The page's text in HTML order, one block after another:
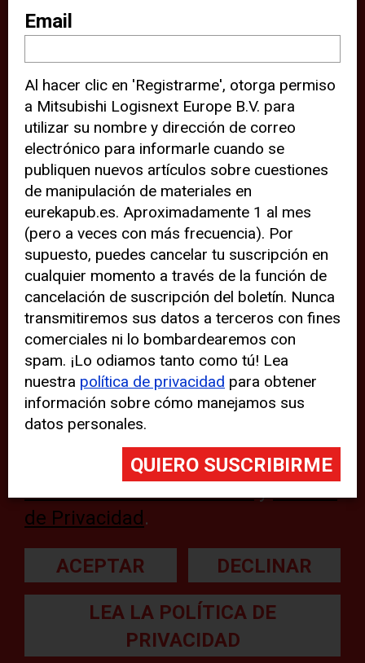
sitio web (por ejemplo, ofreciéndole
información de ubicación). Estas
terceras partes también definen
cookies en su dispositivo y pueden
rastrear su comportamiento en
internet. Al hacer clic en “Aceptar”,
significa que está de acuerdo con el
uso de cookies analíticas y de
terceros para tener una experiencia
óptima en nuestro sitio web. Si
elige “Declinar” el uso de cookies
analíticas y de terceros, evitará que
terceras partes rastreen su
comportamiento en nuestro sitio
web, aunque pueden aparecer
problemas técnicos con el sitio
web. Para obtener más
información, lea nuestra
de Privacidad .
ACEPTAR DECLINAR
LEA LA POLÍTICA DE
PRIVACIDAD
Email
Al hacer clic en 'Registrarme', otorga permiso
a Mitsubishi Logisnext Europe B.V. para
utilizar su nombre y dirección de correo
electrónico para informarle cuando se
publiquen nuevos artículos sobre cuestiones
de manipulación de materiales en
eurekapub.es. Aproximadamente 1 al mes
(pero a veces con más frecuencia). Por
supuesto, puedes cancelar tu suscripción en
cualquier momento a través de la función de
cancelación de suscripción del boletín. Nunca
transmitiremos sus datos a terceros con fines
comerciales ni lo bombardearemos con
spam. ¡Lo odiamos tanto como tú! Lea
nuestra política de privacidad para obtener
información sobre cómo manejamos sus
datos personales.